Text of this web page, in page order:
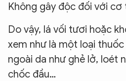
Không gây độc đối với cơ
Do vậy, lá vối tươi hoặc
xem như là một loại
ngoài da như ghẻ lở, loét
chốc đầu…